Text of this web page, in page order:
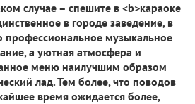
случае – спешите в <b>караоке
в городе заведение, в
профессиональное музыкальное
а уютная атмосфера и
меню наилучшим образом
лад. Тем более, что поводов
время ожидается более,